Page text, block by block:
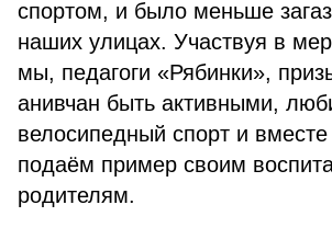
спортом, и было меньше
наших улицах. Участвуя в
мы, педагоги «Рябинки»,
анивчан быть активными,
велосипедный спорт и
подаём пример своим
родителям.